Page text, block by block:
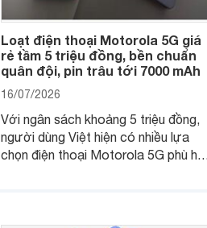
Loạt điện thoại Motorola 5G giá
rẻ tầm 5 triệu đồng, bền chuẩn
quân đội, pin trâu tới 7000 mAh
16/07/2026
Với ngân sách khoảng 5 triệu đồng,
người dùng Việt hiện có nhiều lựa
chọn điện thoại Motorola 5G phù hợp